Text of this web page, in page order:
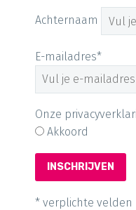
Achternaam
E-mailadres*
Onze
Akkoord
* verplichte velden